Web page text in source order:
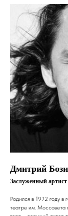
Дмитрий
Заслуженный артист
Родился в 1972 году
театре им. Моссовета